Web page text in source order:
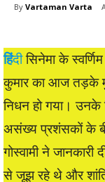
By Vartaman Varta
हिंदीसिनेमा के
कुमार का आज तड़के
निधन हो गया।
असंख्य प्रशंसकों के
गोस्वामी ने
से जूझ रहे थे और